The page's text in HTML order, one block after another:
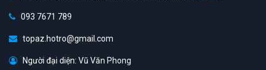
093 7671 789
topaz.hotro@gmail.com
Người đại diện: Vũ Văn Phong